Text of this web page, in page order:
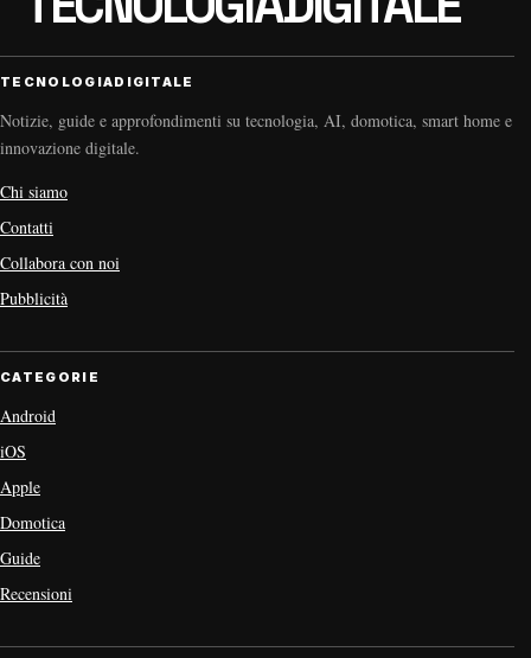
TECNOLOGIADIGITALE
Notizie, guide e approfondimenti su tecnologia, AI, domotica, smart home e
innovazione digitale.
Chi siamo
Contatti
Collabora con noi
Pubblicità
CATEGORIE
Android
iOS
Apple
Domotica
Guide
Recensioni